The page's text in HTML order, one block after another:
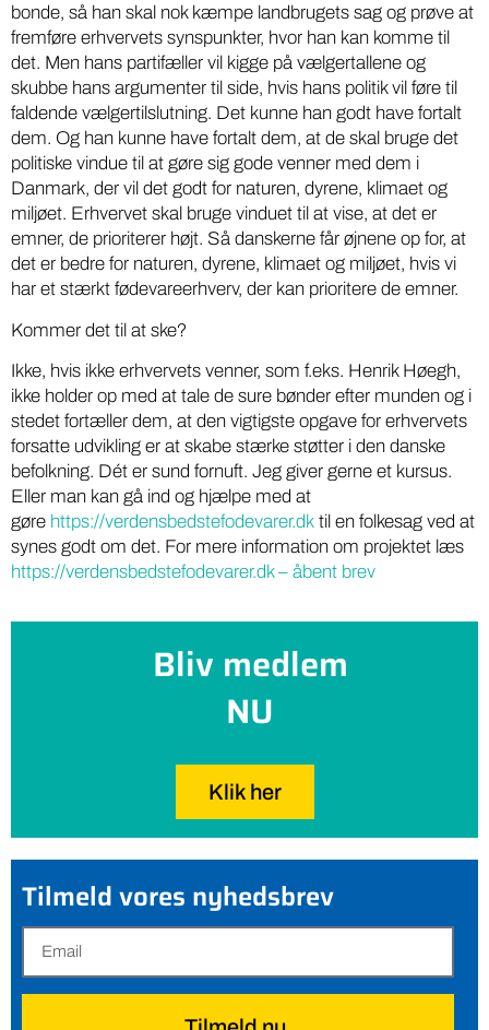
bonde, så han skal nok kæmpe landbrugets sag og prøve at
fremføre erhvervets synspunkter, hvor han kan komme til
det. Men hans partifæller vil kigge på vælgertallene og
skubbe hans argumenter til side, hvis hans politik vil føre til
faldende vælgertilslutning. Det kunne han godt have fortalt
dem. Og han kunne have fortalt dem, at de skal bruge det
politiske vindue til at gøre sig gode venner med dem i
Danmark, der vil det godt for naturen, dyrene, klimaet og
miljøet. Erhvervet skal bruge vinduet til at vise, at det er
emner, de prioriterer højt. Så danskerne får øjnene op for, at
det er bedre for naturen, dyrene, klimaet og miljøet, hvis vi
har et stærkt fødevareerhverv, der kan prioritere de emner.
Kommer det til at ske?
Ikke, hvis ikke erhvervets venner, som f.eks. Henrik Høegh,
ikke holder op med at tale de sure bønder efter munden og i
stedet fortæller dem, at den vigtigste opgave for erhvervets
forsatte udvikling er at skabe stærke støtter i den danske
befolkning. Dét er sund fornuft. Jeg giver gerne et kursus.
Eller man kan gå ind og hjælpe med at
gøre https://verdensbedstefodevarer.dk til en folkesag ved at
synes godt om det. For mere information om projektet læs
https://verdensbedstefodevarer.dk – åbent brev
Bliv medlem
NU
Klik her
Tilmeld vores nyhedsbrev